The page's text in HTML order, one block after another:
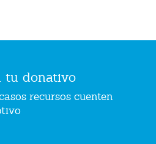
tu donativo
recursos cuenten